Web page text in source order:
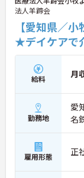
法人羊蹄会
【愛知県／
★デイケアで
給料 月
勤務地
愛
名
雇用形態 正